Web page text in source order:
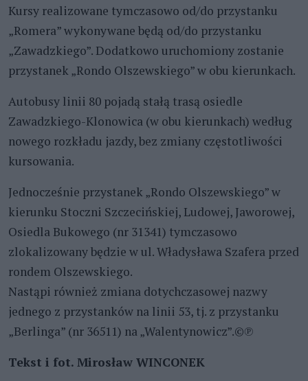
Kursy realizowane tymczasowo od/do przystanku
„Romera” wykonywane będą od/do przystanku
„Zawadzkiego”. Dodatkowo uruchomiony zostanie
przystanek „Rondo Olszewskiego” w obu kierunkach.
Autobusy linii 80 pojadą stałą trasą osiedle
Zawadzkiego-Klonowica (w obu kierunkach) według
nowego rozkładu jazdy, bez zmiany częstotliwości
kursowania.
Jednocześnie przystanek „Rondo Olszewskiego” w
kierunku Stoczni Szczecińskiej, Ludowej, Jaworowej,
Osiedla Bukowego (nr 31341) tymczasowo
zlokalizowany będzie w ul. Władysława Szafera przed
rondem Olszewskiego.
Nastąpi również zmiana dotychczasowej nazwy
jednego z przystanków na linii 53, tj. z przystanku
„Berlinga” (nr 36511) na „Walentynowicz”.©℗
Tekst i fot. Mirosław WINCONEK